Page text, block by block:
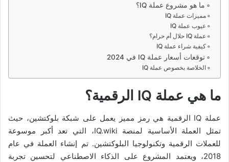
ما هو مشروع عملة IQ؟
مميزات عملة IQ
عيوب عملة IQ
عملة IQ حلال أم حرام؟
كيفية شراء عملة IQ
توقعات أسعار عملة IQ في 2024
الخلاصة بخصوص عملة IQ
ما هي عملة IQ الرقمية؟
عملة IQ الرقمية هي رمز مميز يعمل على شبكة بلوكتشين، حيث
تمثل العملة الأساسية لمنصة IQ.wiki، التي تعد أكبر موسوعة
للعملات الرقمية وتكنولوجيا البلوكتشين. تم إنشاء العملة في عام
2018، ويعتمد المشروع على الذكاء الاصطناعي لتحسين تجربة